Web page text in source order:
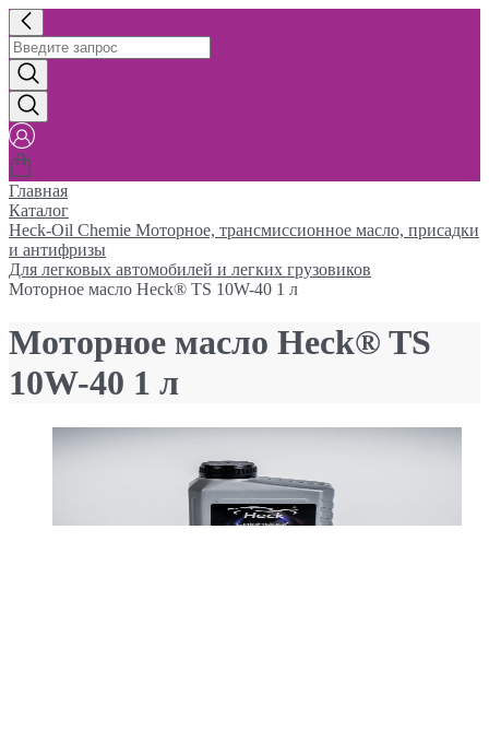
Главная
Каталог
Heck-Oil Chemie Моторное, трансмиссионное масло, присадки
и антифризы
Для легковых автомобилей и легких грузовиков
Моторное масло Heck® TS 10W-40 1 л
Моторное масло Heck® TS
10W-40 1 л